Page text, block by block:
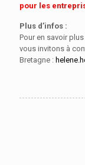
pour les
Plus d’infos :
Pour en savoir
vous invitons à
Bretagne :